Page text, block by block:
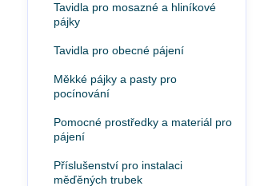
Tavidla pro mosazné a hliníkové
pájky
Tavidla pro obecné pájení
Měkké pájky a pasty pro
pocínování
Pomocné prostředky a materiál pro
pájení
Příslušenství pro instalaci
měďěných trubek